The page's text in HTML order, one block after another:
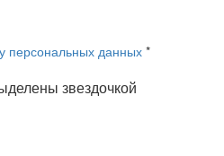
персональных данных *
звездочкой